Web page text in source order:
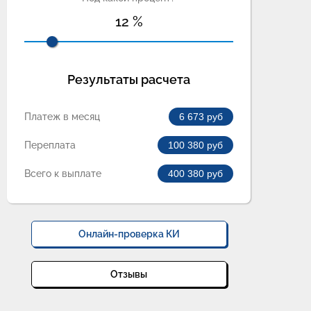
12 %
Результаты расчета
Платеж в месяц 6 673 руб
Переплата 100 380 руб
Всего к выплате 400 380 руб
Онлайн-проверка КИ
Отзывы